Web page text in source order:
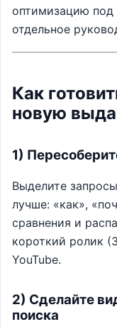
оптимизацию под
отдельное
Как
новую
1)
Выделите
лучше: «как»,
сравнения и
короткий ролик
YouTube.
2) Сделайте
поиска